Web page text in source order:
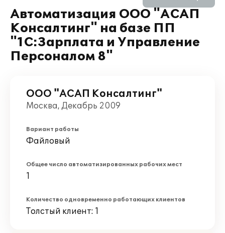
Автоматизация ООО "АСАП
Консалтинг" на базе ПП
"1С:Зарплата и Управление
Персоналом 8"
ООО "АСАП Консалтинг"
Москва, Декабрь 2009
Вариант работы
Файловый
Общее число автоматизированных рабочих мест
1
Количество одновременно работающих клиентов
Толстый клиент: 1